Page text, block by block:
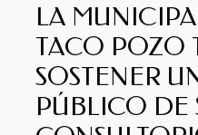
LA
TACO POZO
SOSTENER
PÚBLICO DE